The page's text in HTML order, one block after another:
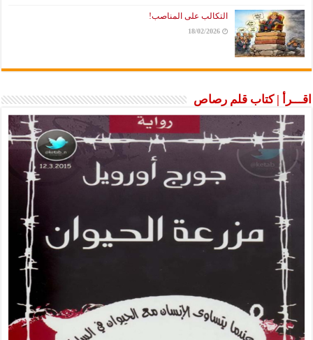
التكالب على المناصب!
18/02/2026
اقـــرأ | كتاب قلم رصاص